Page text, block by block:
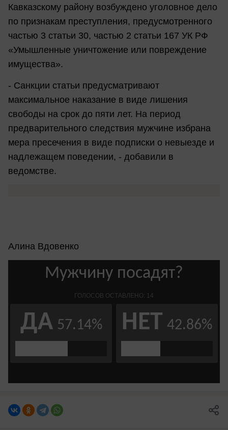
Кавказскому району возбуждено уголовное дело
по признакам преступления, предусмотренного
частью 3 статьи 30, частью 2 статьи 167 УК РФ
«Умышленные уничтожение или повреждение
имущества».
- Санкции статьи предусматривают
максимальное наказание в виде лишения
свободы на срок до пяти лет. На период
предварительного следствия мужчине избрана
мера пресечения в виде подписки о невыезде и
надлежащем поведении, - добавили в
ведомстве.
Алина Вдовенко